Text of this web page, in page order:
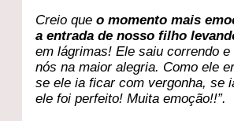
Creio queo momento mais
a entrada de nosso filho
em lágrimas! Ele saiu correndo
nós na maior alegria. Como ele
se ele ia ficar com vergonha, se
ele foi perfeito! Muita emoção!!”.